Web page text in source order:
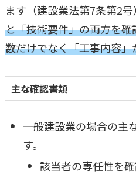
ます（建設業法第7条第2号
と「技術要件」の両方を確
数だけでなく「工事内容」
主な確認書類
一般建設業の場合の主
す。
該当者の専任性を